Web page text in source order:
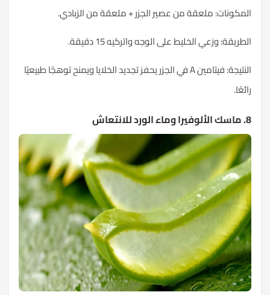
المكونات: ملعقة من عصير الجزر + ملعقة من الزبادي.
الطريقة: وزعي الخليط على الوجه واتركيه 15 دقيقة.
النتيجة: فيتامين A في الجزر يحفز تجديد الخلايا ويمنح توهجًا طبيعيًا
رائعًا.
8. ماسك الألوفيرا وماء الورد للانتعاش